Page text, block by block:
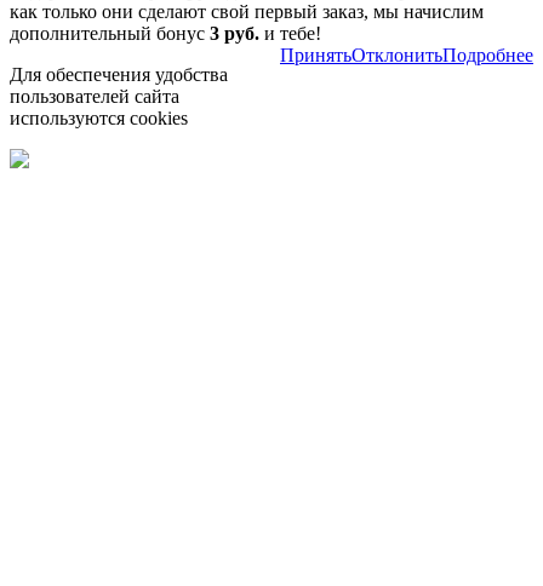
как только они сделают свой первый заказ, мы начислим
дополнительный бонус 3 руб. и тебе!
Для обеспечения удобства
пользователей сайта
используются cookies
ПринятьОтклонитьПодробнее